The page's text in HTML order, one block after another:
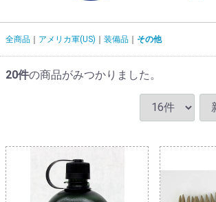
全商品 アメリカ軍(US) 装備品 その他
20件の商品がみつかりました。